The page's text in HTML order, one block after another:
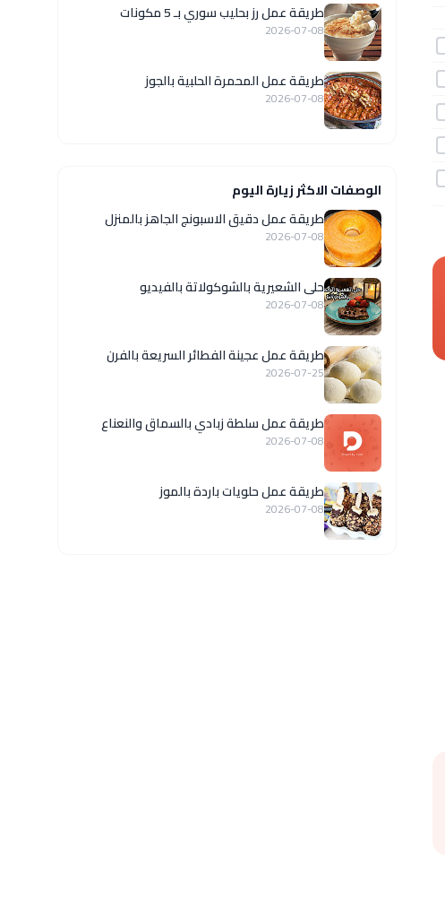
طريقة عمل رز بحليب سوري بـ 5 مكونات
2026-07-08
طريقة عمل المحمرة الحلبية بالجوز
2026-07-08
الوصفات الاكثر زيارة اليوم
طريقة عمل دقيق الاسبونج الجاهز بالمنزل
2026-07-08
حلى الشعيرية بالشوكولاتة بالفيديو
2026-07-08
طريقة عمل عجينة الفطائر السريعة بالفرن
2026-07-25
طريقة عمل سلطة زبادي بالسماق والنعناع
2026-07-08
طريقة عمل حلويات باردة بالموز
2026-07-08